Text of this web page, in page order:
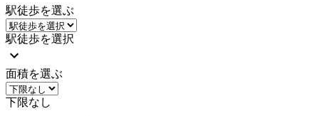
駅徒歩を選ぶ
駅徒歩を選択
面積を選ぶ
下限なし